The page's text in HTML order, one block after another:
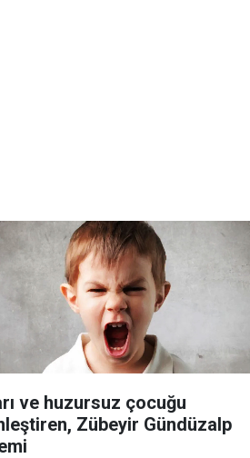
ve huzursuz çocuğu
Zübeyir Gündüzalp